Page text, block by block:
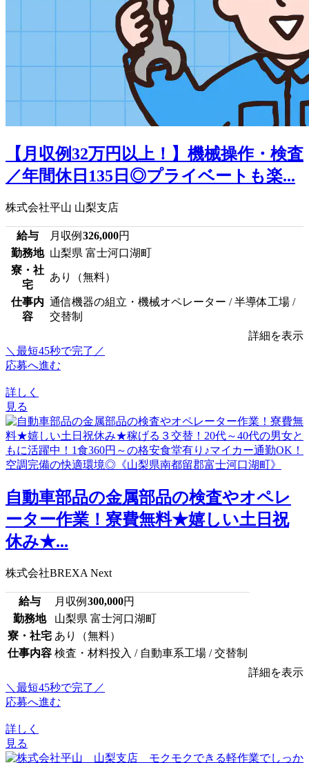
【月収例32万円以上！】機械操作・検査
／年間休日135日◎プライベートも楽...
株式会社平山 山梨支店
給与 月収例 326,000円
勤務地 山梨県 富士河口湖町
寮・社
宅
あり（無料）
仕事内
容
通信機器の組立・機械オペレーター / 半導体工場 /
交替制
詳細を表示
＼最短45秒で完了／
応募へ進む
詳しく
見る
自動車部品の金属部品の検査やオペレ
ーター作業！寮費無料★嬉しい土日祝
休み★...
株式会社BREXA Next
給与 月収例 300,000円
勤務地
山梨県 富士河口湖町
寮・社宅 あり（無料）
仕事内容 検査・材料投入 / 自動車系工場 / 交替制
詳細を表示
＼最短45秒で完了／
応募へ進む
詳しく
見る